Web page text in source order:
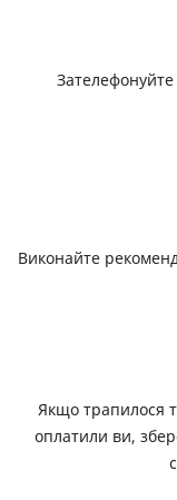
Виконайте
Якщо трапилося
оплатили ви,